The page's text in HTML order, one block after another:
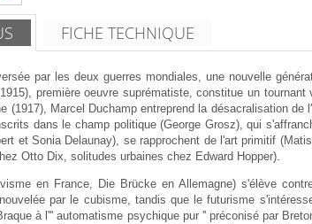
FICHE TECHNIQUE
par les deux guerres mondiales, une nouvelle
première oeuvre suprématiste, constitue un
(1917), Marcel Duchamp entreprend la désacralisation
dans le champ politique (George Grosz), qui
et Sonia Delaunay), se rapprochent de l'art primitif
Otto Dix, solitudes urbaines chez Edward Hopper).
en France, Die Brücke en Allemagne) s'élève
par le cubisme, tandis que le futurisme
à l''' automatisme psychique pur '' préconisé par